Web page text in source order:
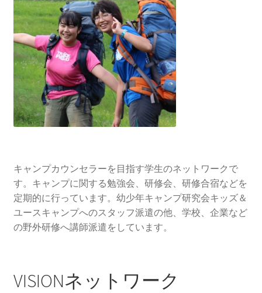
キャンプカウンセラーを目指す学生のネットワークで
す。キャンプに関する勉強会、研修会、研修合宿などを
定期的に行っています。幼少年キャンプ研究会キッズ＆
ユースキャンプへのスタッフ派遣の他、学校、企業など
の野外研修へ講師派遣をしています。
VISIONネットワーク